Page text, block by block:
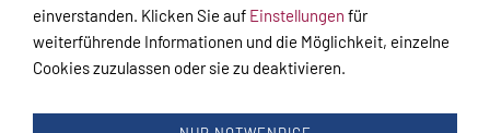
Impressum DatenschutzAGB
einverstanden. Klicken Sie auf Einstellungen für
weiterführende Informationen und die Möglichkeit, einzelne
Cookies zuzulassen oder sie zu deaktivieren.